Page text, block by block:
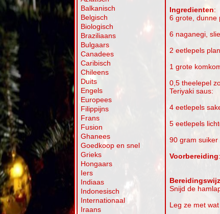
Balkanisch
Belgisch
Biologisch
Braziliaans
Bulgaars
Canadees
Caribisch
Chileens
Duits
Engels
Europees
Filippijns
Frans
Fusion
Ghanees
Goedkoop en snel
Grieks
Hongaars
Iers
Indiaas
Indonesisch
Internationaal
Iraans
Ingredienten:
6 grote, dunne
6 naganegi,
2 eetlepels
1 grote
0,5 theelepel
Teriyaki saus:
4 eetlepels
5 eetlepels
90 gram suiker
Voorbereiding:
Snijd de
Leg ze met